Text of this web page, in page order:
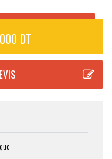
DT